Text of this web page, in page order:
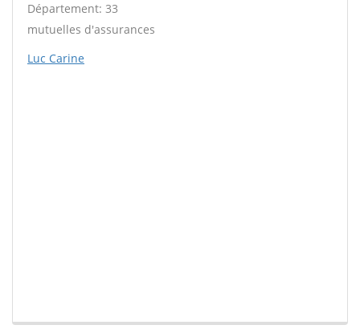
Département: 33
mutuelles d'assurances
Luc Carine